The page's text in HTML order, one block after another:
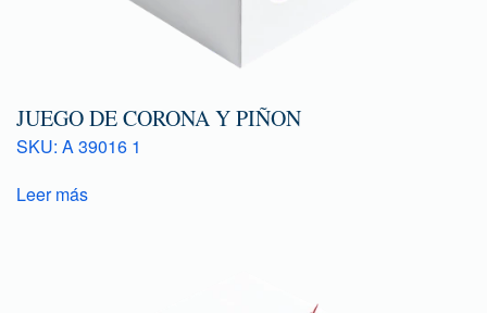
JUEGO DE CORONA Y PIÑON
SKU: A 39016 1
Leer más